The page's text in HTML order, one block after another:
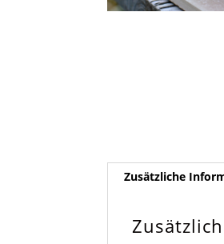
Zusätzliche